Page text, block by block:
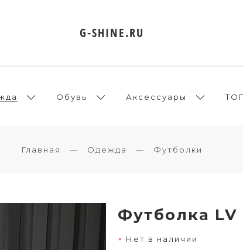
G-SHINE.RU
Обувь Аксессуары
Главная Одежда Футболки
Футболка LV
Нет в наличии